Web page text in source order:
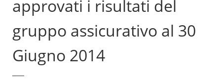
approvati i risultati del
gruppo assicurativo al 30
Giugno 2014